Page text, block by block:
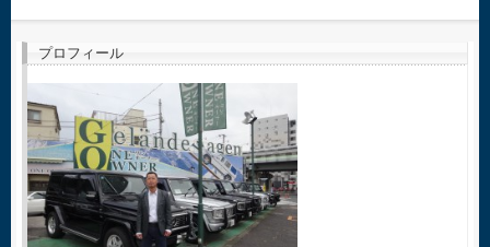
プロフィール